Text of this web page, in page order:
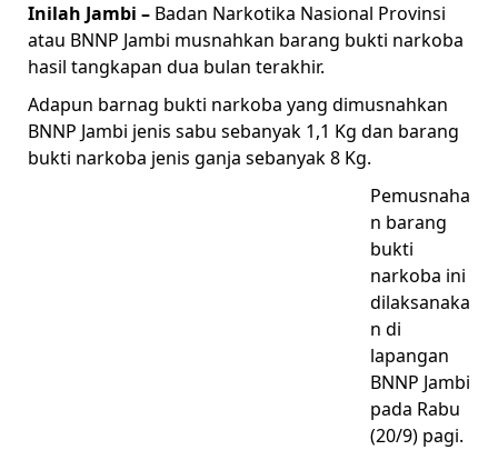
Inilah Jambi – Badan Narkotika Nasional Provinsi
atau BNNP Jambi musnahkan barang bukti narkoba
hasil tangkapan dua bulan terakhir.
Adapun barnag bukti narkoba yang dimusnahkan
BNNP Jambi jenis sabu sebanyak 1,1 Kg dan barang
bukti narkoba jenis ganja sebanyak 8 Kg.
Pemusnaha
n barang
bukti
narkoba ini
dilaksanaka
n di
lapangan
BNNP Jambi
pada Rabu
(20/9) pagi.